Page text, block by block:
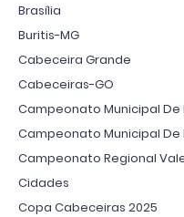
Brasília
Buritis-MG
Cabeceira Grande
Cabeceiras-GO
Campeonato Municipal De
Campeonato Municipal De
Campeonato Regional
Cidades
Copa Cabeceiras 2025